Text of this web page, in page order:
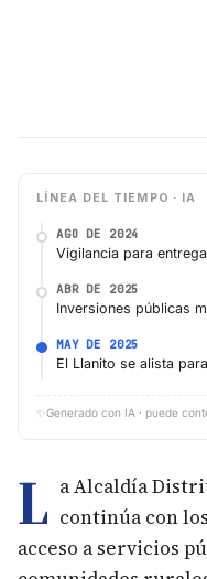
LÍNEA DEL TIEMPO · IA
AGO DE 2024
Vigilancia para
ABR DE 2025
Inversiones públicas
MAY DE 2025
El Llanito se alista
✨ Generado con IA · puede
L a Alcaldía
continúa con
acceso a servicios